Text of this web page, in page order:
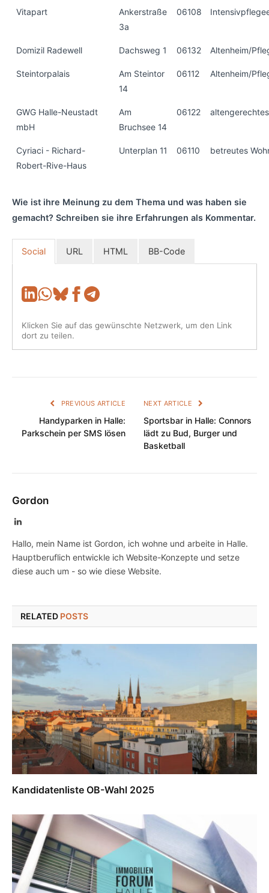
Vitapart
Ankerstraße
3a
06108
Domizil Radewell Dachsweg 1 06132 Altenheim/
Steintorpalais
Am Steintor
14
06112 Altenheim/
GWG Halle-Neustadt
mbH
Am
Bruchsee 14
06122
Cyriaci - Richard-
Robert-Rive-Haus
Unterplan 11 06110 betreutes
Wie ist ihre Meinung zu dem Thema und was haben sie
gemacht? Schreiben sie ihre Erfahrungen als Kommentar.
Social URL HTML BB-Code
Klicken Sie auf das gewünschte Netzwerk, um den Link
dort zu teilen.
PREVIOUS ARTICLE
Handyparken in Halle:
Parkschein per SMS lösen
NEXT ARTICLE
Sportsbar in Halle: Connors
lädt zu Bud, Burger und
Basketball
Gordon
LinkedIn
Hallo, mein Name ist Gordon, ich wohne und arbeite in Halle.
Hauptberuflich entwickle ich Website-Konzepte und setze
diese auch um - so wie diese Website.
RELATED POSTS
Kandidatenliste OB-Wahl 2025